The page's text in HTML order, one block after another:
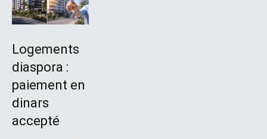
Logements
diaspora :
paiement en
dinars
accepté